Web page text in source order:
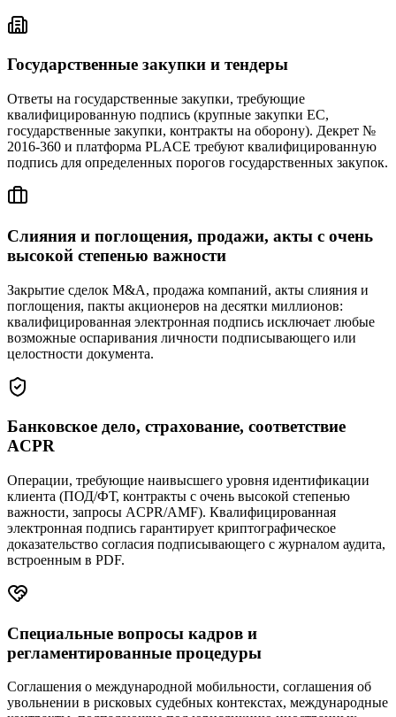
Государственные закупки и тендеры
Ответы на государственные закупки, требующие
квалифицированную подпись (крупные закупки ЕС,
государственные закупки, контракты на оборону). Декрет №
2016-360 и платформа PLACE требуют квалифицированную
подпись для определенных порогов государственных закупок.
Слияния и поглощения, продажи, акты с очень
высокой степенью важности
Закрытие сделок M&A, продажа компаний, акты слияния и
поглощения, пакты акционеров на десятки миллионов:
квалифицированная электронная подпись исключает любые
возможные оспаривания личности подписывающего или
целостности документа.
Банковское дело, страхование, соответствие
ACPR
Операции, требующие наивысшего уровня идентификации
клиента (ПОД/ФТ, контракты с очень высокой степенью
важности, запросы ACPR/AMF). Квалифицированная
электронная подпись гарантирует криптографическое
доказательство согласия подписывающего с журналом аудита,
встроенным в PDF.
Специальные вопросы кадров и
регламентированные процедуры
Соглашения о международной мобильности, соглашения об
увольнении в рисковых судебных контекстах, международные